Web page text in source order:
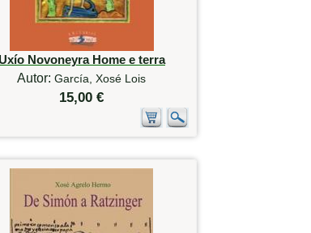
Uxío Novoneyra Home e terra
Autor:García, Xosé Lois
15,00 €